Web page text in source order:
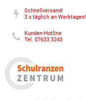
Schnellversand!
3 x täglich an Werktagen!
Kunden-Hotline
Tel. 07633 3243